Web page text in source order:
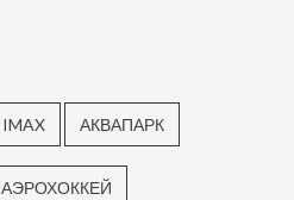
IMAX АКВАПАРК
АЭРОХОККЕЙ